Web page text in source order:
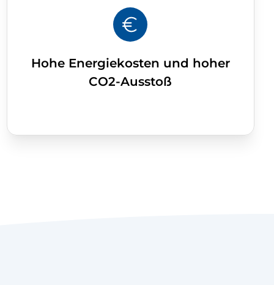
Hohe Energiekosten und hoher
CO2-Ausstoß